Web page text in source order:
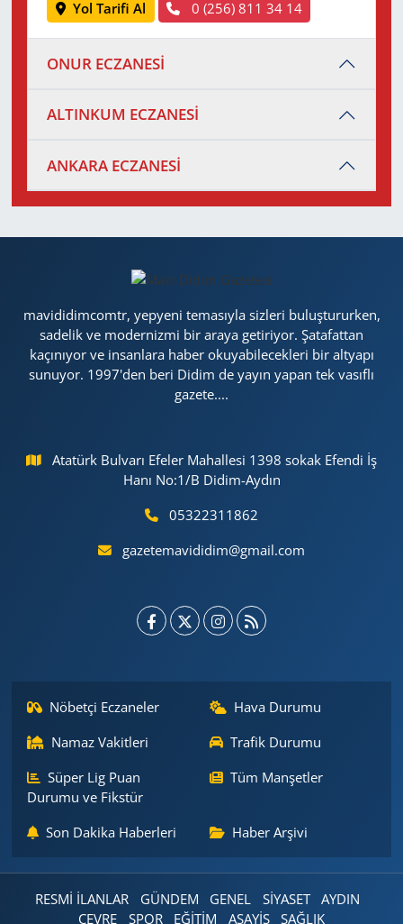
Yol Tarifi Al 0 (256) 811 34 14
ONUR ECZANESİ
ALTINKUM ECZANESİ
ANKARA ECZANESİ
mavididimcomtr, yepyeni temasıyla sizleri buluştururken,
sadelik ve modernizmi bir araya getiriyor. Şatafattan
kaçınıyor ve insanlara haber okuyabilecekleri bir altyapı
sunuyor. 1997'den beri Didim de yayın yapan tek vasıflı
gazete....
Atatürk Bulvarı Efeler Mahallesi 1398 sokak Efendi İş
Hanı No:1/B Didim-Aydın
05322311862
gazetemavididim@gmail.com
Nöbetçi Eczaneler
Hava Durumu
Namaz Vakitleri
Trafik Durumu
Süper Lig Puan
Durumu ve Fikstür
Tüm Manşetler
Son Dakika Haberleri Haber Arşivi
RESMİ İLANLAR GÜNDEM GENEL SİYASET
AYDIN
ÇEVRE
SPOR EĞİTİM ASAYİŞ SAĞLIK